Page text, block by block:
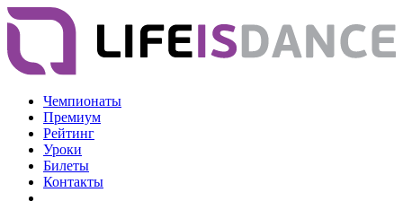
Чемпионаты
Премиум
Рейтинг
Уроки
Билеты
Контакты